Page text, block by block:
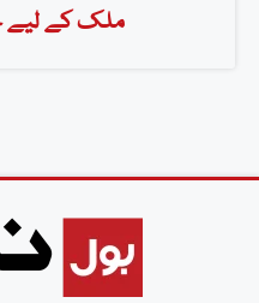
ملک کے لیے